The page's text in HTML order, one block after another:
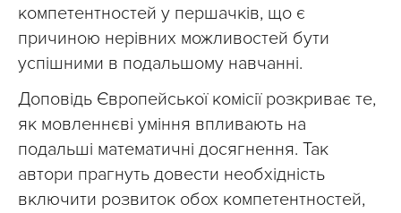
компетентностей у першачків, що є
причиною нерівних можливостей бути
успішними в подальшому навчанні.
Доповідь Європейської комісії розкриває те,
як мовленнєві уміння впливають на
подальші математичні досягнення. Так
автори прагнуть довести необхідність
включити розвиток обох компетентностей,